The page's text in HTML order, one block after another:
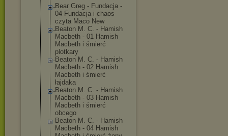
Bear Greg - Fundacja -
04 Fundacja i chaos
czyta Maco New
Beaton M. C. - Hamish
Macbeth - 01 Hamish
Macbeth i śmierć
plotkary
Beaton M. C. - Hamish
Macbeth - 02 Hamish
Macbeth i śmierć
łajdaka
Beaton M. C. - Hamish
Macbeth - 03 Hamish
Macbeth i śmierć
obcego
Beaton M. C. - Hamish
Macbeth - 04 Hamish